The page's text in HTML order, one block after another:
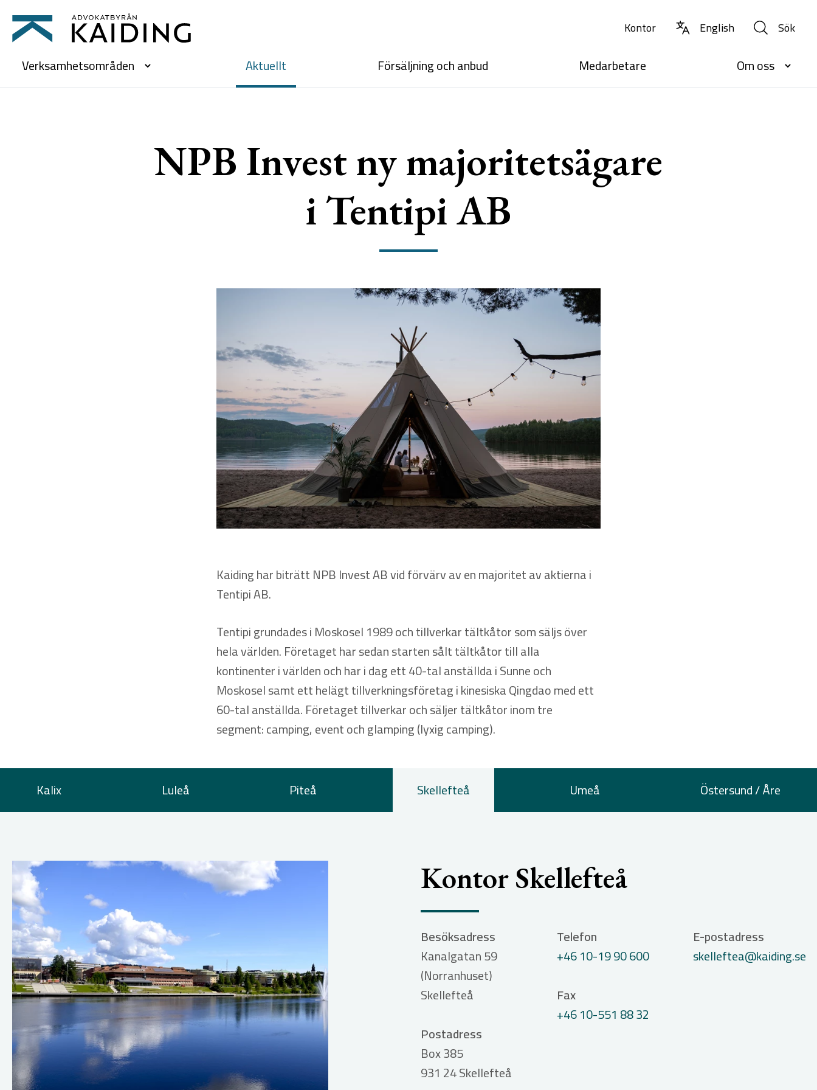
Kontor English Sök
Verksamhetsområden Aktuellt Försäljning och anbud Medarbetare Om oss
NPB Invest ny majoritetsägare
i Tentipi AB
Kaiding har biträtt NPB Invest AB vid förvärv av en majoritet av aktierna i
Tentipi AB.
Tentipi grundades i Moskosel 1989 och tillverkar tältkåtor som säljs över
hela världen. Företaget har sedan starten sålt tältkåtor till alla
kontinenter i världen och har i dag ett 40-tal anställda i Sunne och
Moskosel samt ett helägt tillverkningsföretag i kinesiska Qingdao med ett
60-tal anställda. Företaget tillverkar och säljer tältkåtor inom tre
segment: camping, event och glamping (lyxig camping).
Kalix Luleå Piteå Skellefteå Umeå Östersund / Åre
Kontor Skellefteå
Besöksadress
Kanalgatan 59
(Norranhuset)
Skellefteå
Postadress
Box 385
931 24Skellefteå
Telefon
+46 10-19 90 600
Fax
+46 10-551 88 32
E-postadress
skelleftea@kaiding.se